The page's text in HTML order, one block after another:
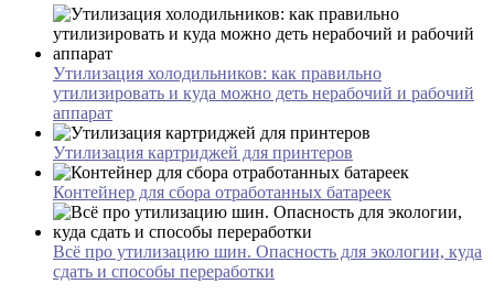
Утилизация холодильников: как правильно
утилизировать и куда можно деть нерабочий и рабочий
аппарат
Утилизация картриджей для принтеров
Контейнер для сбора отработанных батареек
Всё про утилизацию шин. Опасность для экологии, куда
сдать и способы переработки